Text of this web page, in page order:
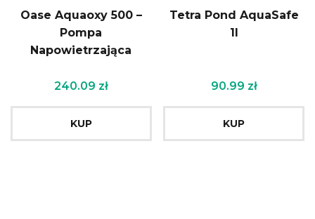
Oase Aquaoxy 500 –
Pompa
Napowietrzająca
240.09 zł
KUP
Tetra Pond AquaSafe
1l
90.99 zł
KUP